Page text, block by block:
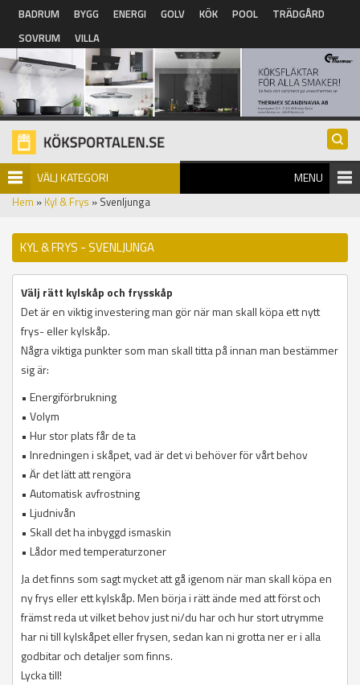
Hoppa till huvudinnehåll
BADRUM BYGG ENERGI GOLV KÖK POOL
TRÄDGÅRD
SOVRUM
VILLA
VÄLJ KATEGORI MENU
Hem » Kyl & Frys » Svenljunga
KYL & FRYS - SVENLJUNGA
Välj rätt kylskåp och frysskåp
Det är en viktig investering man gör när man skall köpa ett nytt
frys- eller kylskåp.
Några viktiga punkter som man skall titta på innan man bestämmer
sig är:
• Energiförbrukning
• Volym
• Hur stor plats får de ta
• Inredningen i skåpet, vad är det vi behöver för vårt behov
• Är det lätt att rengöra
• Automatisk avfrostning
• Ljudnivån
• Skall det ha inbyggd ismaskin
• Lådor med temperaturzoner
Ja det finns som sagt mycket att gå igenom när man skall köpa en
ny frys eller ett kylskåp. Men börja i rätt ände med att först och
främst reda ut vilket behov just ni/du har och hur stort utrymme
har ni till kylskåpet eller frysen, sedan kan ni grotta ner er i alla
godbitar och detaljer som finns.
Lycka till!